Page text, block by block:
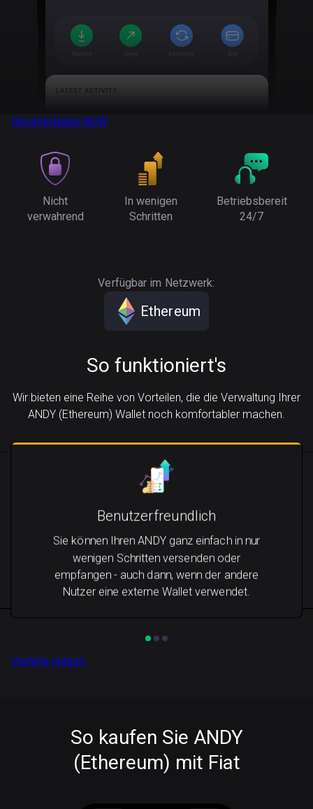
Herunterladen NOW
Nicht
verwahrend
In wenigen
Schritten
Betriebsbereit
24/7
Verfügbar im Netzwerk:
Ethereum
So funktioniert's
Wir bieten eine Reihe von Vorteilen, die die Verwaltung Ihrer
ANDY (Ethereum) Wallet noch komfortabler machen.
Benutzerfreundlich
Sie können Ihren ANDY ganz einfach in nur
wenigen Schritten versenden oder
empfangen - auch dann, wenn der andere
Nutzer eine externe Wallet verwendet.
Vorteile nutzen
So kaufen Sie ANDY
(Ethereum) mit Fiat